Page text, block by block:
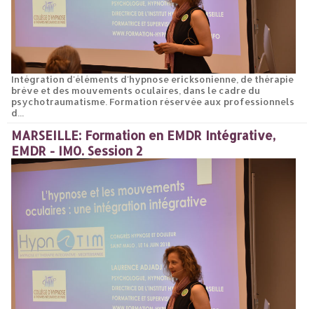
Intégration d'éléments d'hypnose ericksonienne, de thérapie
brève et des mouvements oculaires, dans le cadre du
psychotraumatisme. Formation réservée aux professionnels
d...
MARSEILLE: Formation en EMDR Intégrative,
EMDR - IMO. Session 2